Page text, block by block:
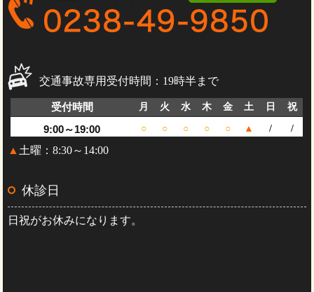
交通事故専用受付時間：19時半まで
受付時間 月 火 水 木 金 土 日 祝
9:00～19:00 ○ ○ ○ ○ ○ ▲ / /
▲ 土曜：8:30～14:00
休診日
日祝がお休みになります。